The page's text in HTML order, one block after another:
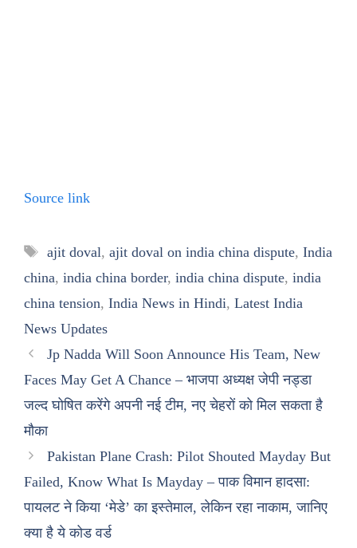
Source link
Tags
ajit doval, ajit doval on india china dispute, India
china, india china border, india china dispute, india
china tension, India News in Hindi, Latest India
News Updates
Jp Nadda Will Soon Announce His Team, New
Faces May Get A Chance – भाजपा अध्यक्ष जेपी नड्डा
जल्द घोषित करेंगे अपनी नई टीम, नए चेहरों को मिल सकता है
मौका
Pakistan Plane Crash: Pilot Shouted Mayday But
Failed, Know What Is Mayday – पाक विमान हादसा:
पायलट ने किया ‘मेडे’ का इस्तेमाल, लेकिन रहा नाकाम, जानिए
क्या है ये कोड वर्ड